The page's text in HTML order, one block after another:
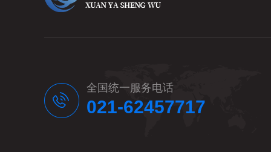
全国统一服务电话
021-62457717